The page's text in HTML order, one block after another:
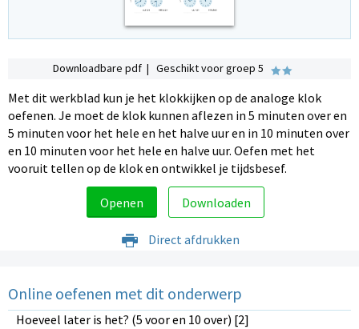
Downloadbare pdf | Geschikt voor groep 5
Met dit werkblad kun je het klokkijken op de analoge klok
oefenen. Je moet de klok kunnen aflezen in 5 minuten over en
5 minuten voor het hele en het halve uur en in 10 minuten over
en 10 minuten voor het hele en halve uur. Oefen met het
vooruit tellen op de klok en ontwikkel je tijdsbesef.
Openen Downloaden
Direct afdrukken
Online oefenen met dit onderwerp
Hoeveel later is het? (5 voor en 10 over) [2]